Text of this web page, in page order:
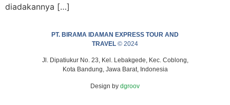
diadakannya […]
PT. BIRAMA IDAMAN EXPRESS TOUR AND
TRAVEL © 2024
Jl. Dipatiukur No. 23, Kel. Lebakgede, Kec. Coblong,
Kota Bandung, Jawa Barat, Indonesia
Design by dgroov